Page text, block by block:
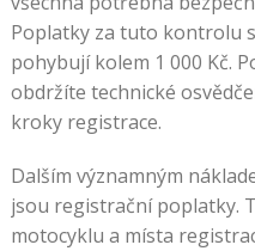
Poplatky za tuto kontrolu
pohybují kolem 1 000 Kč.
obdržíte technické
kroky registrace.
Dalším významným
jsou registrační poplatky.
motocyklu a místa